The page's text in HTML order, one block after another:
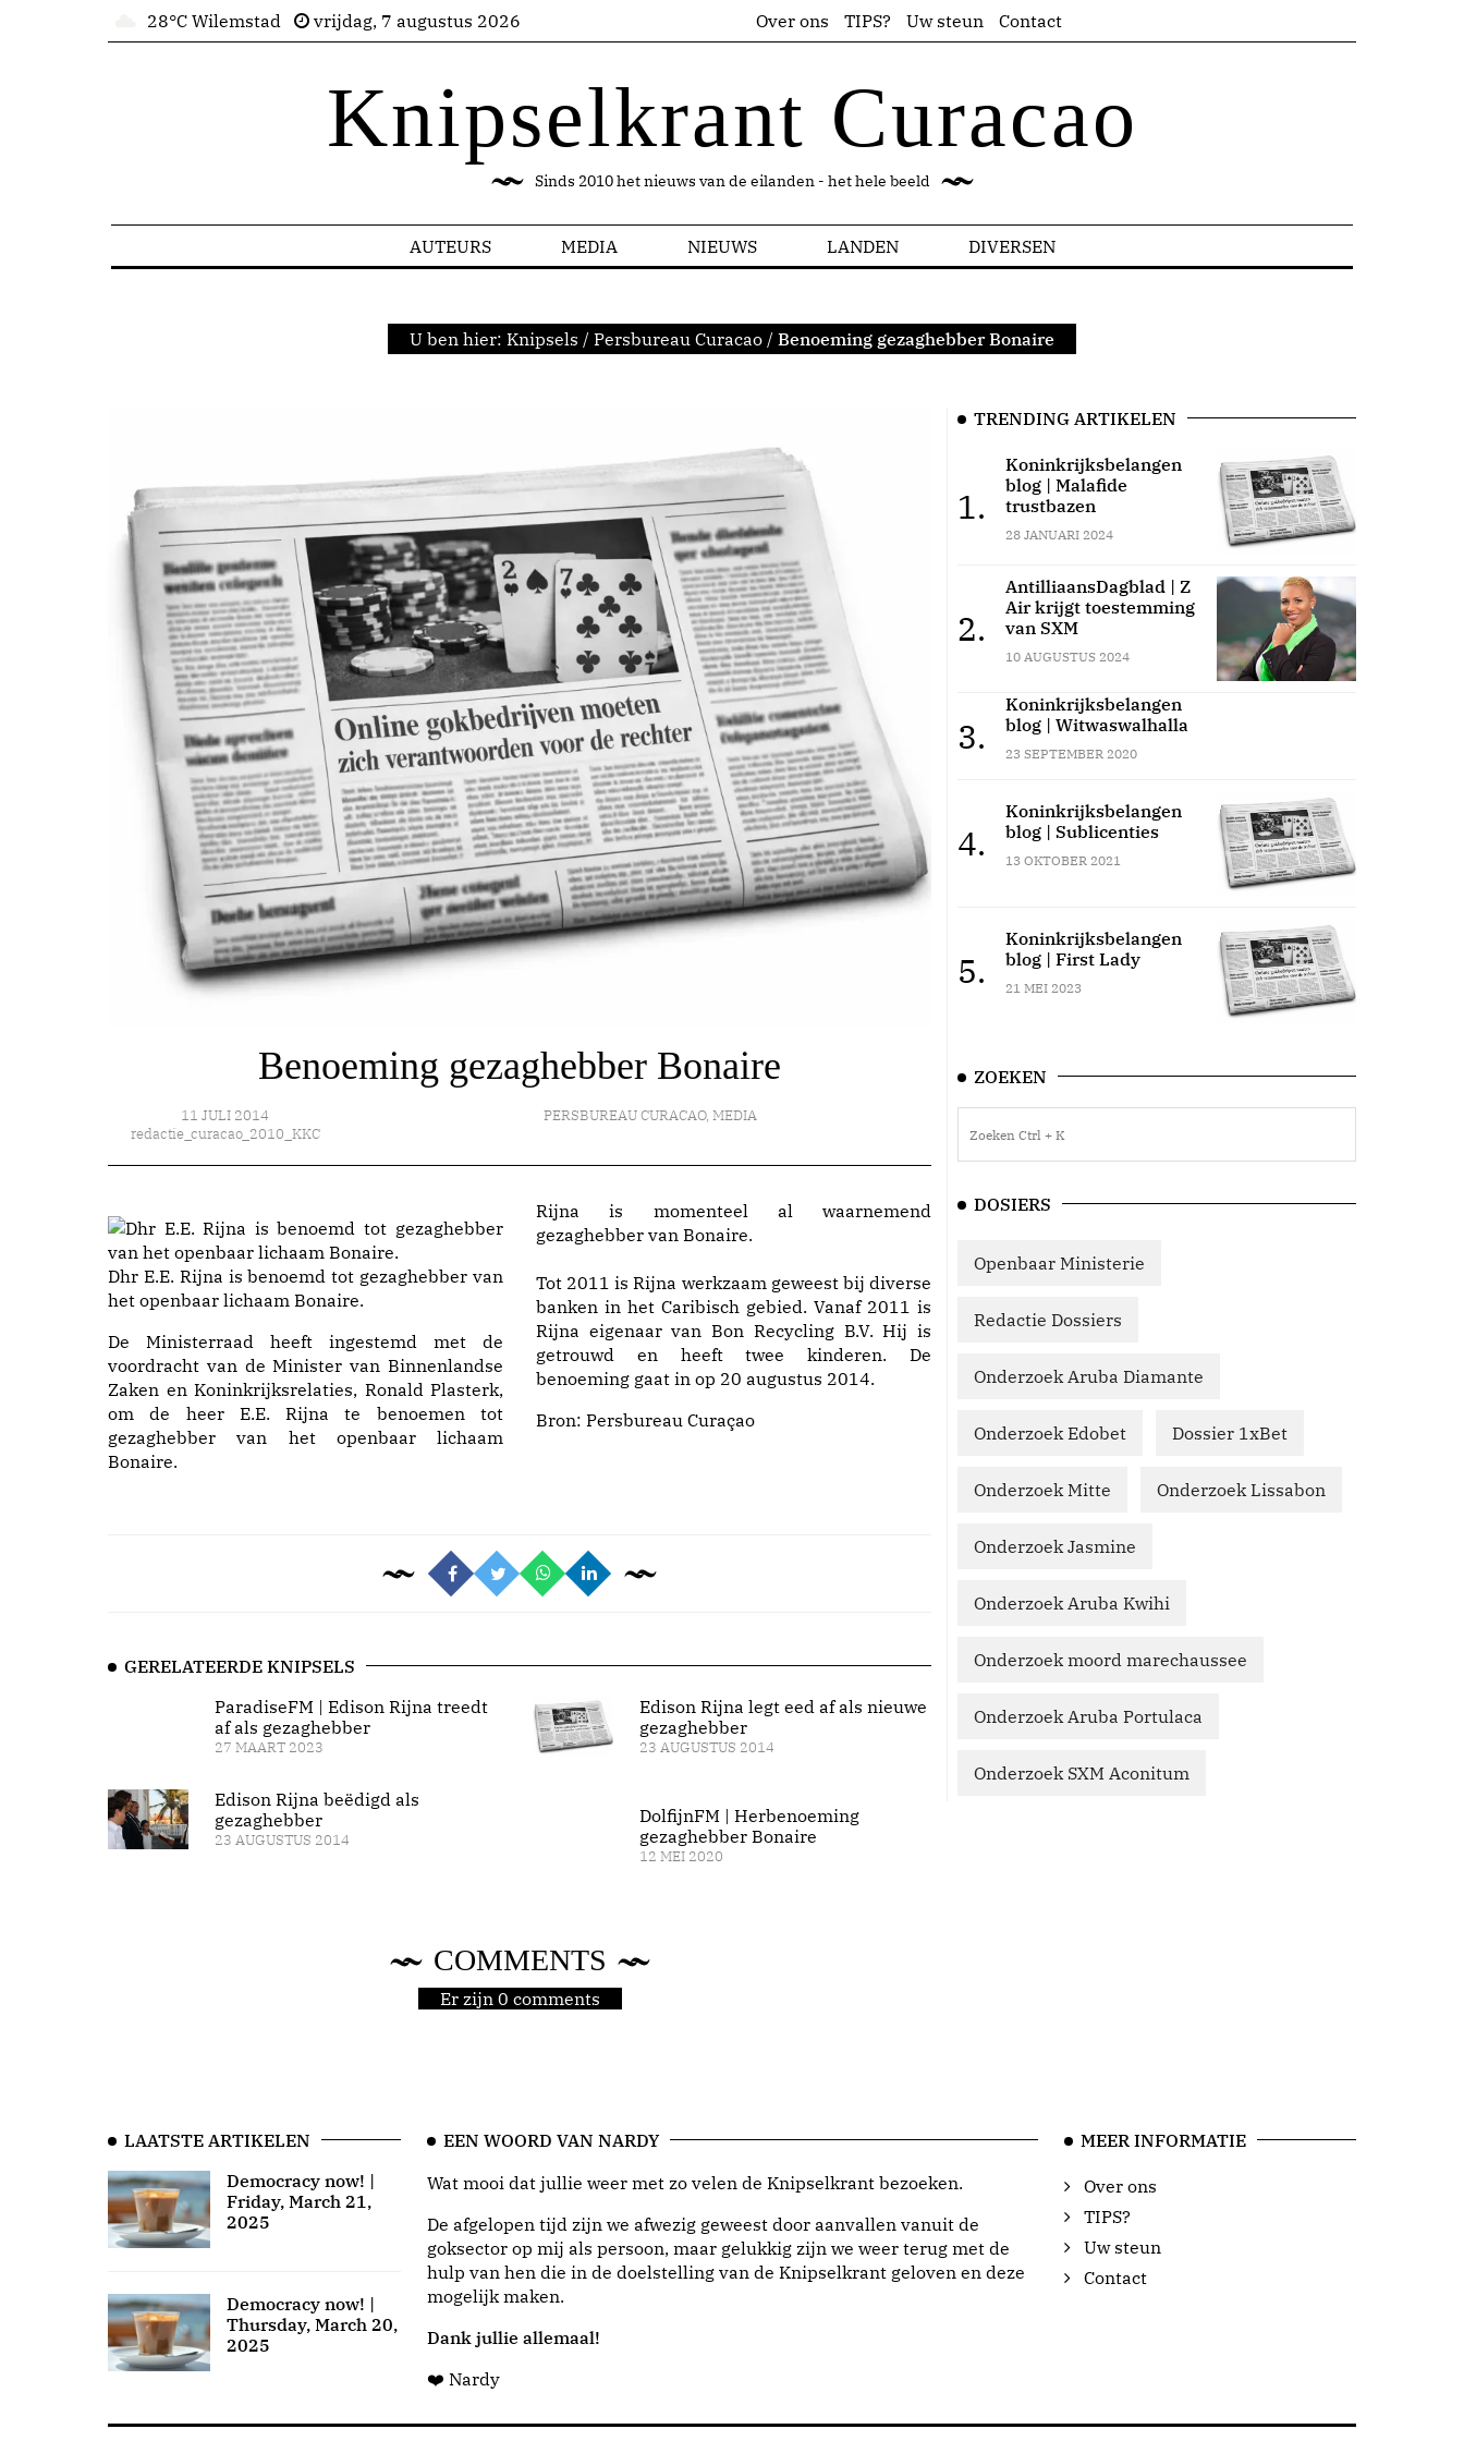
28°C Wilemstad vrijdag, 7 augustus 2026 Over ons TIPS? Uw steun Contact
Knipselkrant Curacao
Sinds 2010 het nieuws van de eilanden - het hele beeld
AUTEURS MEDIA NIEUWS LANDEN DIVERSEN
U ben hier: Knipsels / Persbureau Curacao / Benoeming gezaghebber Bonaire
Benoeming gezaghebber Bonaire
11 JULI 2014
redactie_curacao_2010_KKC
PERSBUREAU CURACAO, MEDIA
Dhr E.E. Rijna is benoemd tot gezaghebber van
het openbaar lichaam Bonaire.
De Ministerraad heeft ingestemd met de
voordracht van de Minister van Binnenlandse
Zaken en Koninkrijksrelaties, Ronald Plasterk,
om de heer E.E. Rijna te benoemen tot
gezaghebber van het openbaar lichaam
Bonaire.
Rijna is momenteel al waarnemend
gezaghebber van Bonaire.
Tot 2011 is Rijna werkzaam geweest bij diverse
banken in het Caribisch gebied. Vanaf 2011 is
Rijna eigenaar van Bon Recycling B.V. Hij is
getrouwd en heeft twee kinderen. De
benoeming gaat in op 20 augustus 2014.
Bron: Persbureau Curaçao
GERELATEERDE KNIPSELS
ParadiseFM | Edison Rijna treedt
af als gezaghebber
27 MAART 2023
Edison Rijna beëdigd als
gezaghebber
23 AUGUSTUS 2014
Edison Rijna legt eed af als nieuwe
gezaghebber
23 AUGUSTUS 2014
DolfijnFM | Herbenoeming
gezaghebber Bonaire
12 MEI 2020
COMMENTS
Er zijn 0 comments
TRENDING ARTIKELEN
1.
Koninkrijksbelangen
blog | Malafide
trustbazen
28 JANUARI 2024
2.
AntilliaansDagblad | Z
Air krijgt toestemming
van SXM
10 AUGUSTUS 2024
3.
Koninkrijksbelangen
blog | Witwaswalhalla
23 SEPTEMBER 2020
4.
Koninkrijksbelangen
blog | Sublicenties
13 OKTOBER 2021
5.
Koninkrijksbelangen
blog | First Lady
21 MEI 2023
ZOEKEN
DOSIERS
Openbaar Ministerie
Redactie Dossiers
Onderzoek Aruba Diamante
Onderzoek Edobet Dossier 1xBet
Onderzoek Mitte Onderzoek Lissabon
Onderzoek Jasmine
Onderzoek Aruba Kwihi
Onderzoek moord marechaussee
Onderzoek Aruba Portulaca
Onderzoek SXM Aconitum
LAATSTE ARTIKELEN
Democracy now! |
Friday, March 21,
2025
Democracy now! |
Thursday, March 20,
2025
EEN WOORD VAN NARDY
Wat mooi dat jullie weer met zo velen de Knipselkrant bezoeken.
De afgelopen tijd zijn we afwezig geweest door aanvallen vanuit de
goksector op mij als persoon, maar gelukkig zijn we weer terug met de
hulp van hen die in de doelstelling van de Knipselkrant geloven en deze
mogelijk maken.
Dank jullie allemaal!
❤️ Nardy
MEER INFORMATIE
Over ons
TIPS?
Uw steun
Contact